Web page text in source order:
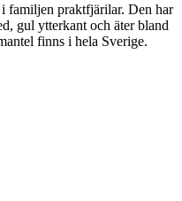
i familjen praktfjärilar. Den har
gul ytterkant och äter bland
finns i hela Sverige.